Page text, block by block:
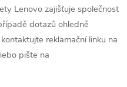
Lenovo zajišťuje společnost
dotazů ohledně
reklamační linku na
pište na